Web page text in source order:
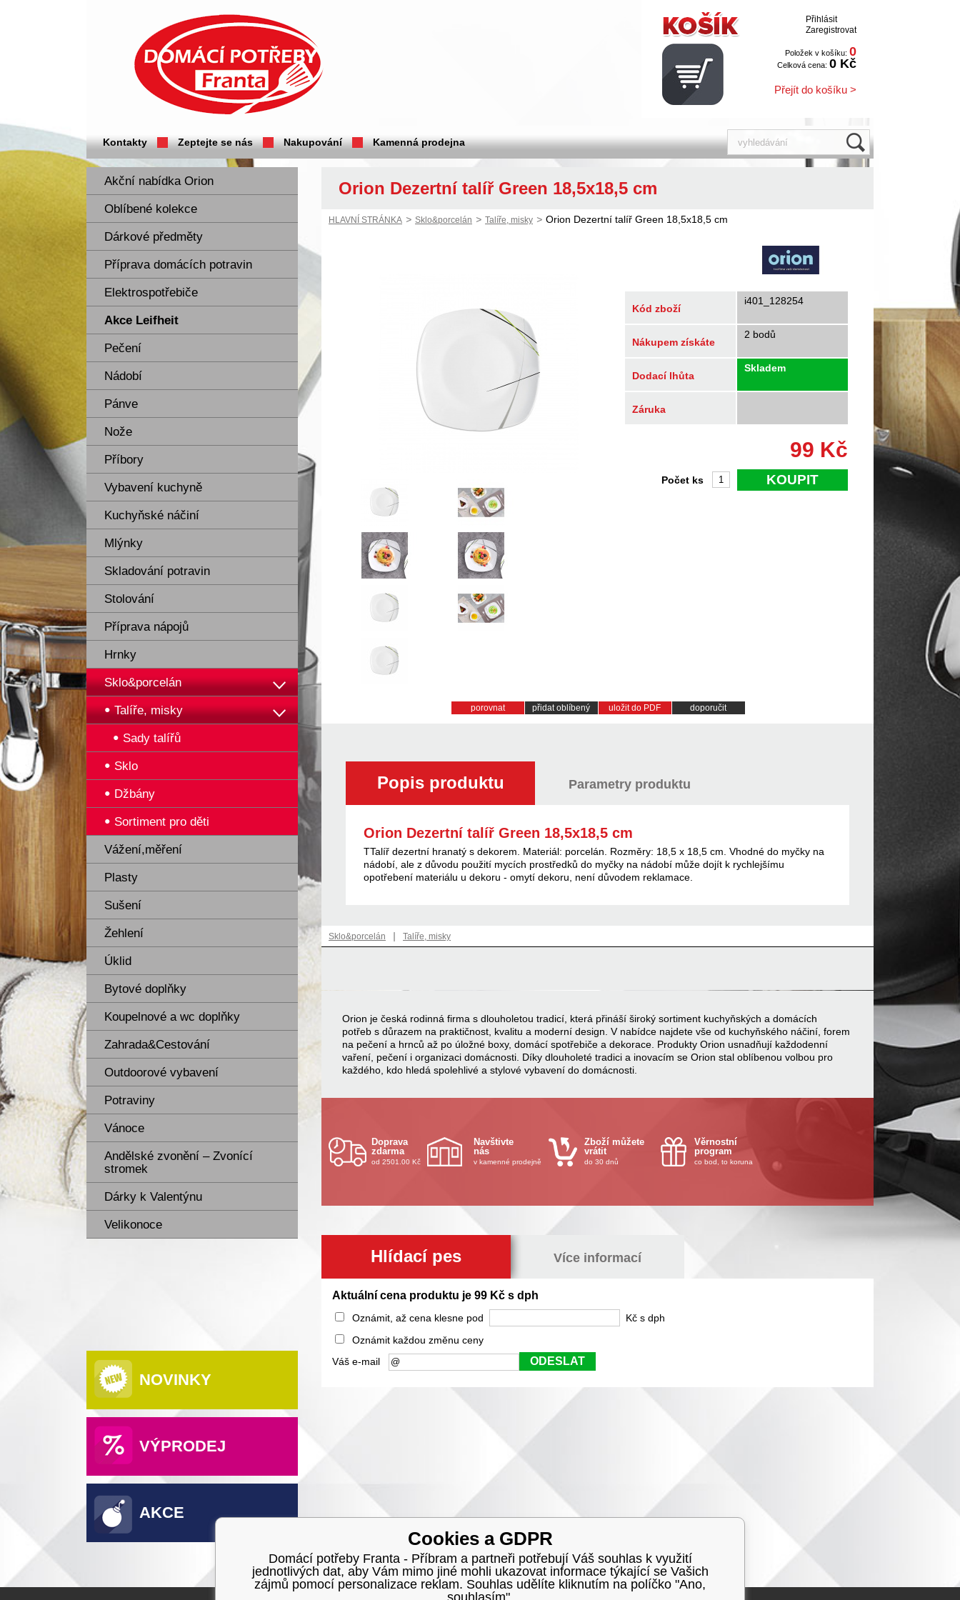
Přihlásit
Zaregistrovat
Položek v košíku: 0
Celková cena: 0 Kč
Přejít do košíku >
Kontakty Zeptejte se nás Nakupování Kamenná prodejna
Akční nabídka Orion
Oblíbené kolekce
Dárkové předměty
Příprava domácích potravin
Elektrospotřebiče
Akce Leifheit
Pečení
Nádobí
Pánve
Nože
Příbory
Vybavení kuchyně
Kuchyňské náčiní
Mlýnky
Skladování potravin
Stolování
Příprava nápojů
Hrnky
Sklo&porcelán
Talíře, misky
Sady talířů
Sklo
Džbány
Sortiment pro děti
Vážení,měření
Plasty
Sušení
Žehlení
Úklid
Bytové doplňky
Koupelnové a wc doplňky
Zahrada&Cestování
Outdoorové vybavení
Potraviny
Vánoce
Andělské zvonění – Zvonící
stromek
Dárky k Valentýnu
Velikonoce
NOVINKY
VÝPRODEJ
AKCE
Orion Dezertní talíř Green 18,5x18,5 cm
HLAVNÍ STRÁNKA > Sklo&porcelán > Talíře, misky > Orion Dezertní talíř Green 18,5x18,5 cm
Kód zboží
i401_128254
Nákupem získáte
2 bodů
Dodací lhůta
Skladem
Záruka
99 Kč
KOUPIT
Počet ks
porovnat přidat oblíbený uložit do PDF doporučit
Popis produktu Parametry produktu
Orion Dezertní talíř Green 18,5x18,5 cm
TTalíř dezertní hranatý s dekorem. Materiál: porcelán. Rozměry: 18,5 x 18,5 cm. Vhodné do myčky na
nádobí, ale z důvodu použití mycích prostředků do myčky na nádobí může dojít k rychlejšímu
opotřebení materiálu u dekoru - omytí dekoru, není důvodem reklamace.
Sklo&porcelán | Talíře, misky
Orion je česká rodinná firma s dlouholetou tradicí, která přináší široký sortiment kuchyňských a domácích
potřeb s důrazem na praktičnost, kvalitu a moderní design. V nabídce najdete vše od kuchyňského náčiní, forem
na pečení a hrnců až po úložné boxy, domácí spotřebiče a dekorace. Produkty Orion usnadňují každodenní
vaření, pečení i organizaci domácnosti. Díky dlouholeté tradici a inovacím se Orion stal oblíbenou volbou pro
každého, kdo hledá spolehlivé a stylové vybavení do domácnosti.
Doprava
zdarma
od 2501.00 Kč
Navštivte
nás
v kamenné prodejně
Zboží můžete
vrátit
do 30 dnů
Věrnostní
program
co bod, to koruna
Hlídací pes Více informací
Aktuální cena produktu je 99 Kč s dph
Oznámit, až cena klesne pod
Kč s dph
Oznámit každou změnu ceny
Váš e-mail
ODESLAT
Cookies a GDPR
Domácí potřeby Franta - Příbram a partneři potřebují Váš souhlas k využití
jednotlivých dat, aby Vám mimo jiné mohli ukazovat informace týkající se Vašich
zájmů pomocí personalizace reklam. Souhlas udělíte kliknutím na políčko "Ano,
souhlasím".